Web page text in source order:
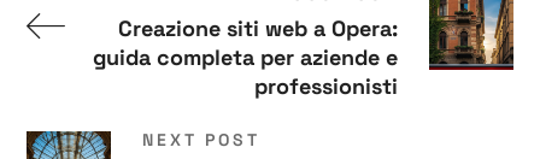
Creazione siti web a Opera:
guida completa per aziende e
professionisti
NEXT POST